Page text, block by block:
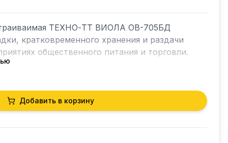
ТЕХНО-ТТ ВИОЛА ОВ-705БД
кратковременного хранения и раздачи
общественного питания и торговли.
сталь марки AISI 304 толщиной 1 мм
температуры
Добавить в корзину